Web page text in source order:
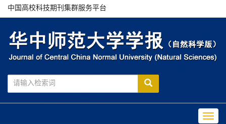
中国高校科技期刊集群服务平台